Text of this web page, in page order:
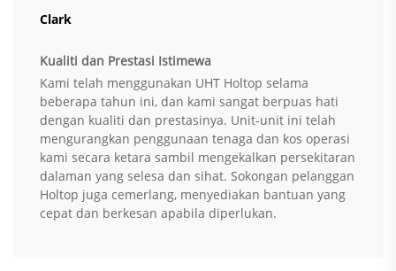
Clark
Kualiti dan Prestasi Istimewa
Kami telah menggunakan UHT Holtop selama
beberapa tahun ini, dan kami sangat berpuas hati
dengan kualiti dan prestasinya. Unit-unit ini telah
mengurangkan penggunaan tenaga dan kos operasi
kami secara ketara sambil mengekalkan persekitaran
dalaman yang selesa dan sihat. Sokongan pelanggan
Holtop juga cemerlang, menyediakan bantuan yang
cepat dan berkesan apabila diperlukan.